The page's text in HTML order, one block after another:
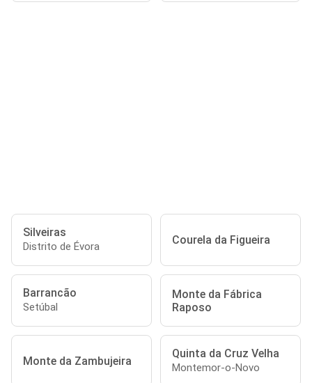
Silveiras
Distrito de Évora Courela da Figueira
Barrancão
Setúbal
Monte da Fábrica
Raposo
Monte da Zambujeira
Quinta da Cruz Velha
Montemor-o-Novo